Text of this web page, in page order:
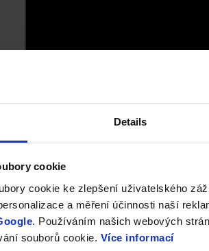
Details
cookie
cookie ke zlepšení uživatelského
a měření účinnosti naší
. Používáním našich webových
souborů cookie. Více informací
správnému milovníkovi rychlých
představuje kombinaci všech tří
Užij si pach spálených pneumatik u téhle
z předešlých titulů série Motorsporm.